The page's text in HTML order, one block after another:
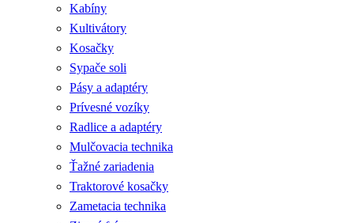
Kabíny
Kultivátory
Kosačky
Sypače soli
Pásy a adaptéry
Prívesné vozíky
Radlice a adaptéry
Mulčovacia technika
Ťažné zariadenia
Traktorové kosačky
Zametacia technika